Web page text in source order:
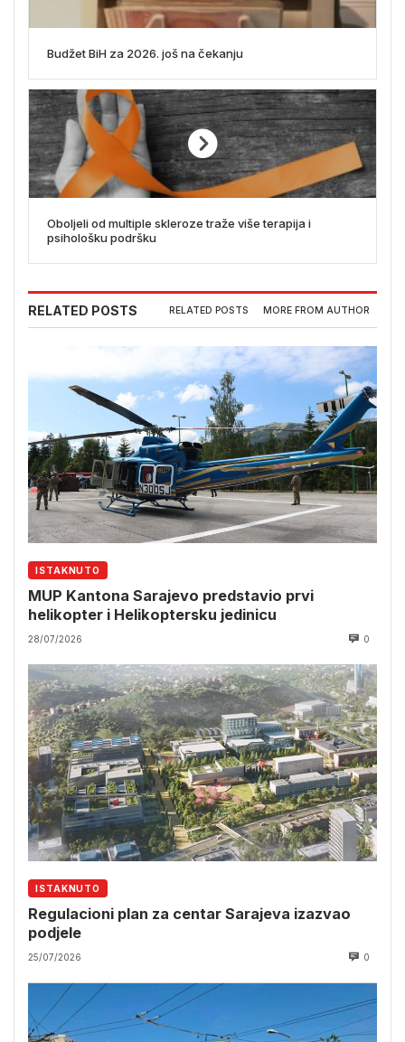
Budžet BiH za 2026. još na čekanju
Oboljeli od multiple skleroze traže više terapija i
psihološku podršku
RELATED POSTS RELATED POSTS MORE FROM AUTHOR
ISTAKNUTO
MUP Kantona Sarajevo predstavio prvi
helikopter i Helikoptersku jedinicu
28/07/2026 0
ISTAKNUTO
Regulacioni plan za centar Sarajeva izazvao
podjele
25/07/2026 0